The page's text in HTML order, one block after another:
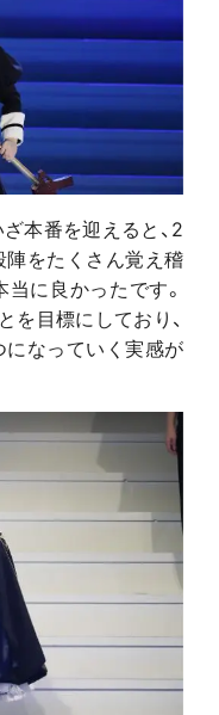
本番を迎えると、2
陣をたくさん覚え稽
に良かったです。
を目標にしており、
になっていく実感が